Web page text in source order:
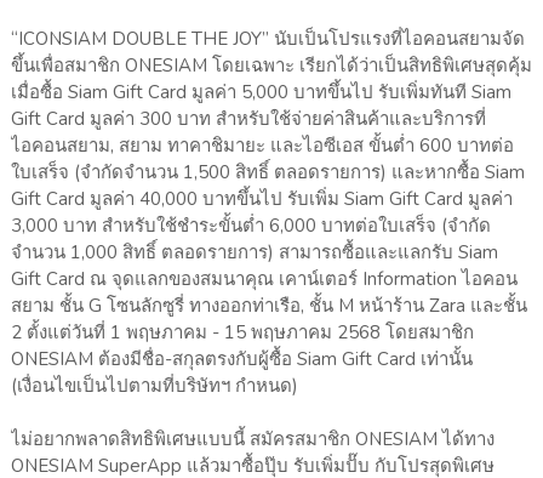
“ICONSIAM DOUBLE THE JOY” นับเป็นโปรแรงที่ไอคอนสยามจัด
ขึ้นเพื่อสมาชิก ONESIAM โดยเฉพาะ เรียกได้ว่าเป็นสิทธิพิเศษสุดคุ้ม
เมื่อซื้อ Siam Gift Card มูลค่า 5,000 บาทขึ้นไป รับเพิ่มทันที Siam
Gift Card มูลค่า 300 บาท สำหรับใช้จ่ายค่าสินค้าและบริการที่
ไอคอนสยาม, สยาม ทาคาชิมายะ และไอซีเอส ขั้นต่ำ 600 บาทต่อ
ใบเสร็จ (จำกัดจำนวน 1,500 สิทธิ์ ตลอดรายการ) และหากซื้อ Siam
Gift Card มูลค่า 40,000 บาทขึ้นไป รับเพิ่ม Siam Gift Card มูลค่า
3,000 บาท สำหรับใช้ชำระขั้นต่ำ 6,000 บาทต่อใบเสร็จ (จำกัด
จำนวน 1,000 สิทธิ์ ตลอดรายการ) สามารถซื้อและแลกรับ Siam
Gift Card ณ จุดแลกของสมนาคุณ เคาน์เตอร์ Information ไอคอน
สยาม ชั้น G โซนลักซูรี่ ทางออกท่าเรือ, ชั้น M หน้าร้าน Zara และชั้น
2 ตั้งแต่วันที่ 1 พฤษภาคม - 15 พฤษภาคม 2568 โดยสมาชิก
ONESIAM ต้องมีชื่อ-สกุลตรงกับผู้ซื้อ Siam Gift Card เท่านั้น
(เงื่อนไขเป็นไปตามที่บริษัทฯ กำหนด)
ไม่อยากพลาดสิทธิพิเศษแบบนี้ สมัครสมาชิก ONESIAM ได้ทาง
ONESIAM SuperApp แล้วมาซื้อปุ๊บ รับเพิ่มปั๊บ กับโปรสุดพิเศษ